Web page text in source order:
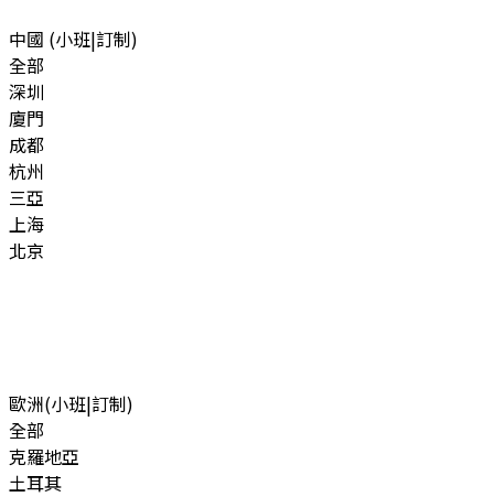
中國 (小班|訂制)
全部
深圳
廈門
成都
杭州
三亞
上海
北京
歐洲(小班|訂制)
全部
克羅地亞
土耳其